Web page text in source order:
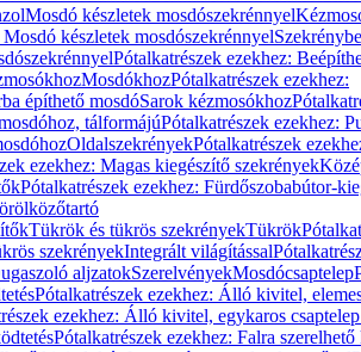
Mosdó készletek mosdószekrénnyel
készletek mosdószekrénnyel
Pótalkatrészek ezekhez:
MosdókhozPótalkatrészek ezekhez:
építhető mosdóSarok kézmosókhoz
tálformájúPótalkatrészek ezekhez:
OldalszekrényekPótalkatrészek
ezekhez: Magas kiegészítő szekrények
Pótalkatrészek ezekhez: Fürdőszobabútor-
Tükrök és tükrös szekrényekTükrök
szekrényekIntegrált világítással
aljzatokSzerelvényekMosdócsaptelep
Pótalkatrészek ezekhez: Álló kivitel,
ezekhez: Álló kivitel, egykaros
Pótalkatrészek ezekhez: Falra